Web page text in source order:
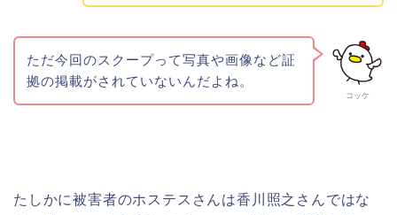
コッケ
ただ今回のスクープって写真や画像など証
拠の掲載がされていないんだよね。
たしかに被害者のホステスさんは香川照之さんではな